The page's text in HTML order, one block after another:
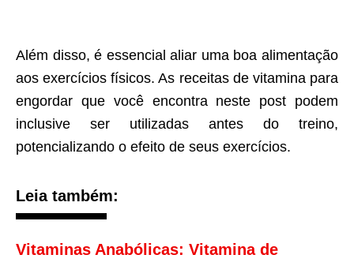
Além disso, é essencial aliar uma boa alimentação
aos exercícios físicos. As receitas de vitamina para
engordar que você encontra neste post podem
inclusive ser utilizadas antes do treino,
potencializando o efeito de seus exercícios.
Leia também:
Vitaminas Anabólicas: Vitamina de